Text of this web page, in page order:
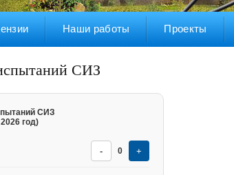
Наши работы Проекты
СИЗ
СИЗ
год)
- 0 +